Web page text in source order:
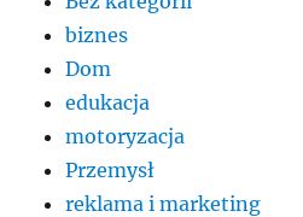
biznes
Dom
edukacja
motoryzacja
Przemysł
reklama i marketing